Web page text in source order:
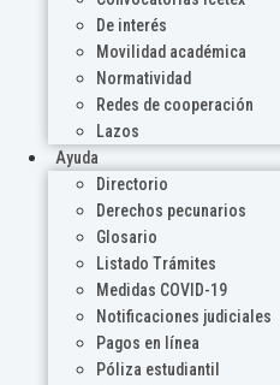
De interés
Movilidad académica
Normatividad
Redes de cooperación
Lazos
Ayuda
Directorio
Derechos pecunarios
Glosario
Listado Trámites
Medidas COVID-19
Notificaciones judiciales
Pagos en línea
Póliza estudiantil